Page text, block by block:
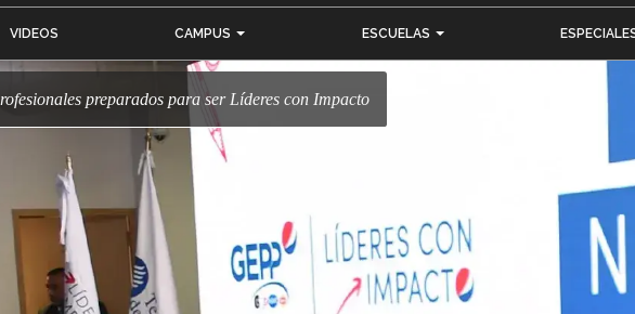
VIDEOS CAMPUS ESCUELAS
Profesionales preparados para ser Líderes con Impacto